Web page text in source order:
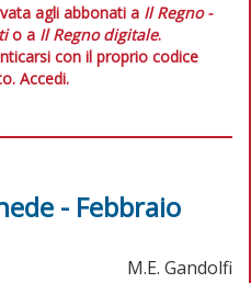
agli abbonati a Il Regno -
o a Il Regno digitale.
con il proprio codice
Accedi.
- Febbraio
M.E. Gandolfi